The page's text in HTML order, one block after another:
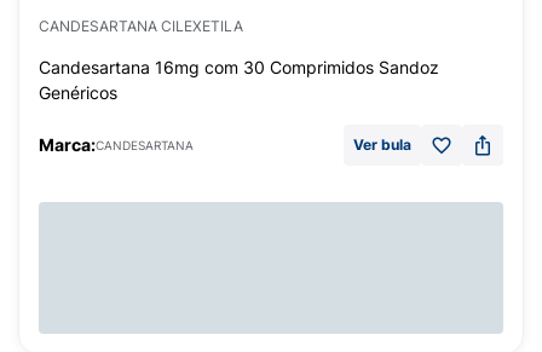
CANDESARTANA CILEXETILA
Candesartana 16mg com 30 Comprimidos Sandoz
Genéricos
Marca:CANDESARTANA Ver bula